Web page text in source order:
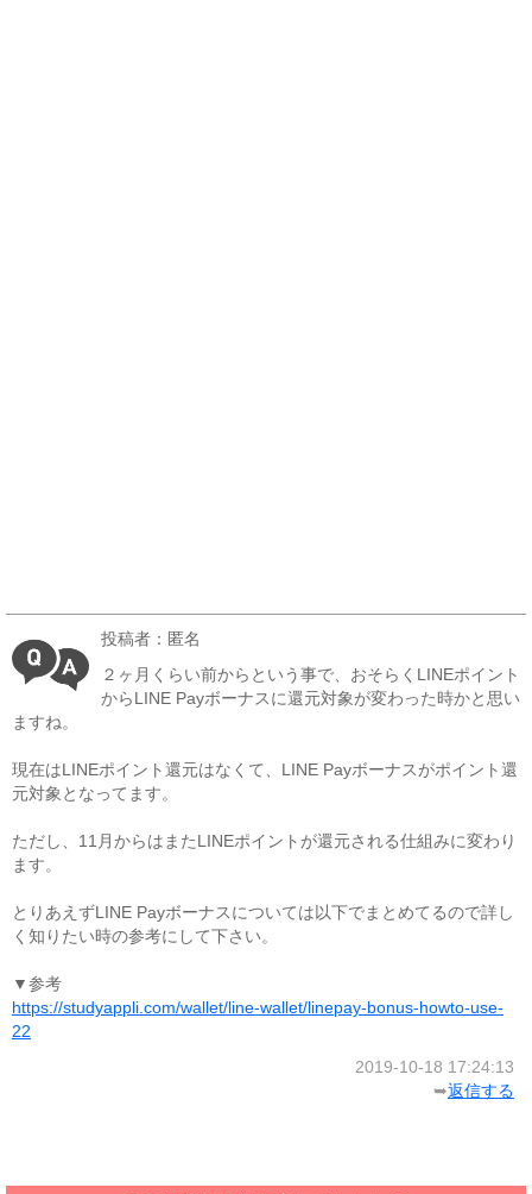
投稿者：匿名
２ヶ月くらい前からという事で、おそらくLINEポイント
からLINE Payボーナスに還元対象が変わった時かと思い
ますね。
現在はLINEポイント還元はなくて、LINE Payボーナスがポイント還
元対象となってます。
ただし、11月からはまたLINEポイントが還元される仕組みに変わり
ます。
とりあえずLINE Payボーナスについては以下でまとめてるので詳し
く知りたい時の参考にして下さい。
▼参考
https://studyappli.com/wallet/line-wallet/linepay-bonus-howto-use-
22
2019-10-18 17:24:13
➥返信する